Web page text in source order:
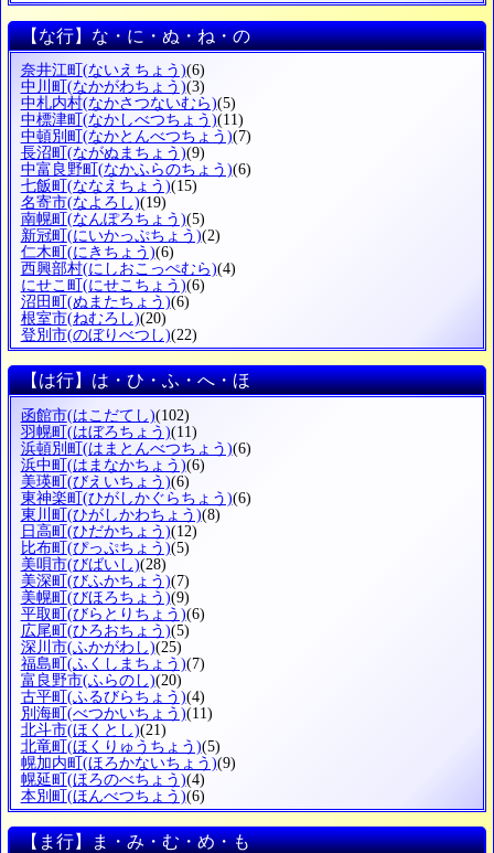
【な行】な・に・ぬ・ね・の
奈井江町 (ないえちょう)(6)
中川町 (なかがわちょう)(3)
中札内村(なかさつないむら)(5)
中標津町 (なかしべつちょう)(11)
中頓別町 (なかとんべつちょう)(7)
長沼町 (ながぬまちょう)(9)
中富良野町 (なかふらのちょう)(6)
七飯町 (ななえちょう)(15)
名寄市(なよろし)(19)
南幌町 (なんぽろちょう)(5)
新冠町 (にいかっぷちょう)(2)
仁木町 (にきちょう)(6)
西興部村(にしおこっぺむら)(4)
にせこ町 (にせこちょう)(6)
沼田町 (ぬまたちょう)(6)
根室市(ねむろし)(20)
登別市(のぼりべつし)(22)
【は行】は・ひ・ふ・へ・ほ
函館市(はこだてし)(102)
羽幌町 (はぼろちょう)(11)
浜頓別町 (はまとんべつちょう)(6)
浜中町 (はまなかちょう)(6)
美瑛町 (びえいちょう)(6)
東神楽町 (ひがしかぐらちょう)(6)
東川町 (ひがしかわちょう)(8)
日高町 (ひだかちょう)(12)
比布町 (ぴっぷちょう)(5)
美唄市(びばいし)(28)
美深町 (びふかちょう)(7)
美幌町 (びほろちょう)(9)
平取町 (びらとりちょう)(6)
広尾町 (ひろおちょう)(5)
深川市(ふかがわし)(25)
福島町 (ふくしまちょう)(7)
富良野市(ふらのし)(20)
古平町 (ふるびらちょう)(4)
別海町 (べつかいちょう)(11)
北斗市(ほくとし)(21)
北竜町 (ほくりゅうちょう)(5)
幌加内町 (ほろかないちょう)(9)
幌延町 (ほろのべちょう)(4)
本別町 (ほんべつちょう)(6)
【ま行】ま・み・む・め・も